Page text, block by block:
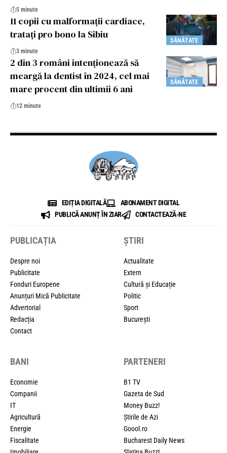
5 minute
SĂNĂTATE
11 copii cu malformații cardiace,
tratați pro bono la Sibiu
3 minute
SĂNĂTATE
2 din 3 români intenţionează să
meargă la dentist în 2024, cel mai
mare procent din ultimii 6 ani
12 minute
EDIȚIA DIGITALĂ
ABONAMENT DIGITAL
PUBLICĂ ANUNȚ ÎN ZIAR
CONTACTEAZĂ-NE
PUBLICAȚIA
Despre noi
Publicitate
Fonduri Europene
Anunțuri Mică Publicitate
Advertorial
Redacția
Contact
ȘTIRI
Actualitate
Extern
Cultură și Educație
Politic
Sport
București
BANI
Economie
Companii
IT
Agricultură
Energie
Fiscalitate
PARTENERI
B1 TV
Gazeta de Sud
Money Buzz!
Știrile de Azi
Goool.ro
Bucharest Daily News